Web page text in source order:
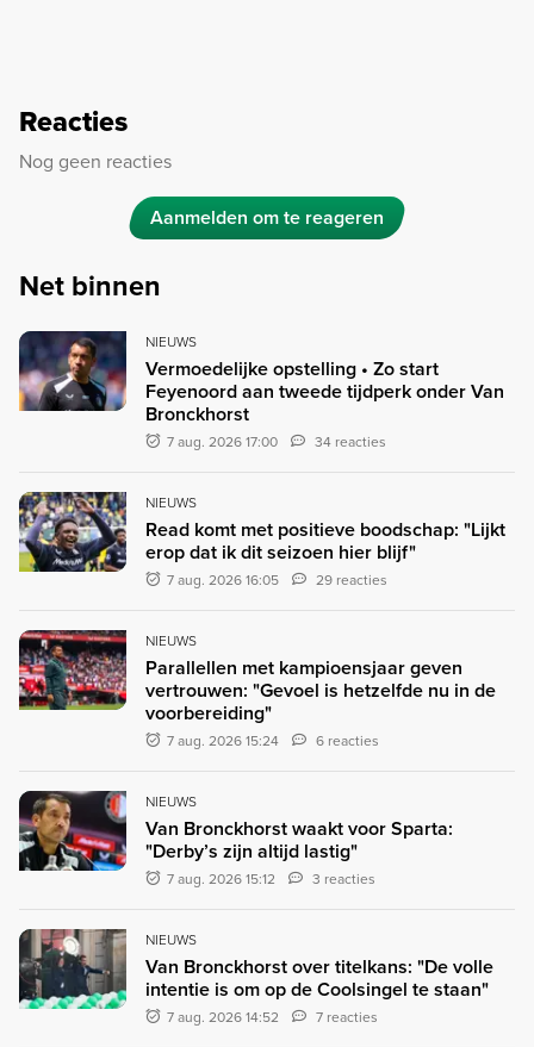
Reacties
Nog geen reacties
Aanmelden om te reageren
Net binnen
NIEUWS
Vermoedelijke opstelling • Zo start
Feyenoord aan tweede tijdperk onder Van
Bronckhorst
7 aug. 2026 17:00 34 reacties
NIEUWS
Read komt met positieve boodschap: "Lijkt
erop dat ik dit seizoen hier blijf"
7 aug. 2026 16:05 29 reacties
NIEUWS
Parallellen met kampioensjaar geven
vertrouwen: "Gevoel is hetzelfde nu in de
voorbereiding"
7 aug. 2026 15:24 6 reacties
NIEUWS
Van Bronckhorst waakt voor Sparta:
"Derby’s zijn altijd lastig"
7 aug. 2026 15:12 3 reacties
NIEUWS
Van Bronckhorst over titelkans: "De volle
intentie is om op de Coolsingel te staan"
7 aug. 2026 14:52 7 reacties